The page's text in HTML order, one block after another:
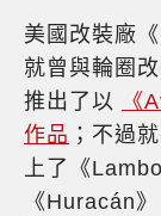
美國改裝廠
就曾與輪圈
推出了以
《
作品 ；不過
上了《
《Huracán